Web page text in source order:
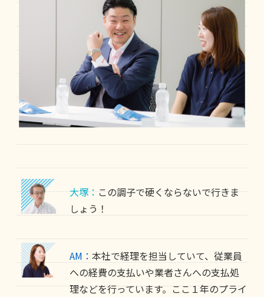
大塚： この調子で硬くならないで行きま
しょう！
AM： 本社で経理を担当していて、従業員
への経費の支払いや業者さんへの支払処
理などを行っています。ここ１年のプライ